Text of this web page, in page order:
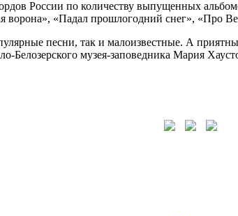
России по количеству выпущенных
ворона», «Падал прошлогодний снег», «Про
песни, так и малоизвестные. А
Белозерского музея-заповедника Мария